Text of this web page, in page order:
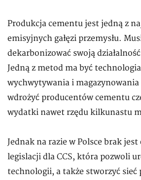
Produkcja cementu jest jedną z
emisyjnych gałęzi przemysłu.
dekarbonizować swoją
Jedną z metod ma być technologia
wychwytywania i magazynowania
wdrożyć producentów cementu
wydatki nawet rzędu kilkunastu
Jednak na razie w Polsce brak
legislacji dla CCS, która pozwoli
technologii, a także stworzyć sieć